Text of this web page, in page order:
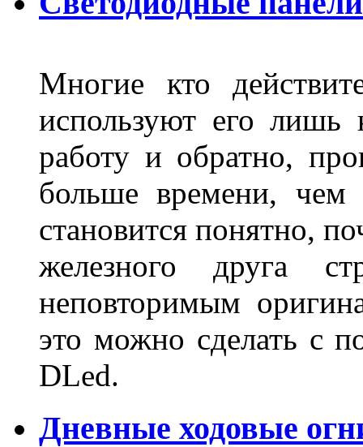
Многие кто
используют его лишь
работу и обратно,
больше времени, чем
становится понятно,
железного друга
неповторимым
это можно сделать с
DLed.
Дневные ходовые